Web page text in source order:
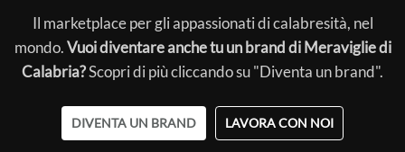
Il marketplace per gli appassionati di calabresità, nel
mondo.Vuoi diventare anche tu un brand di Meraviglie di
Calabria?Scopri di più cliccando su "Diventa un brand".
DIVENTA UN BRAND LAVORA CON NOI